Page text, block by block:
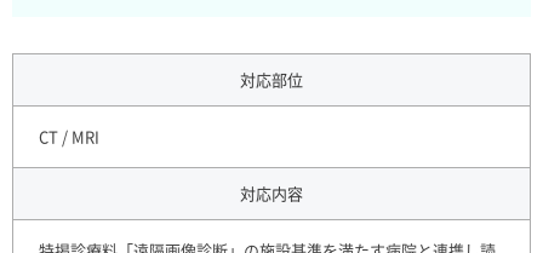
対応部位
CT / MRI
対応内容